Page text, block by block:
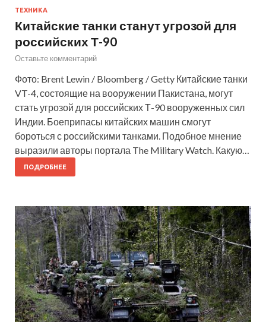
ТЕХНИКА
Китайские танки станут угрозой для
российских Т-90
Оставьте комментарий
Фото: Brent Lewin / Bloomberg / Getty Китайские танки
VT-4, состоящие на вооружении Пакистана, могут
стать угрозой для российских Т-90 вооруженных сил
Индии. Боеприпасы китайских машин смогут
бороться с российскими танками. Подобное мнение
выразили авторы портала The Military Watch. Какую…
ПОДРОБНЕЕ